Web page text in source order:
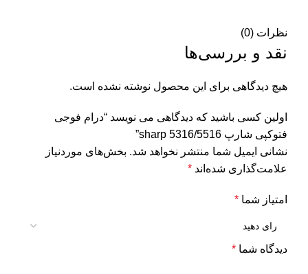
نظرات (0)
نقد و بررسی‌ها
هیچ دیدگاهی برای این محصول نوشته نشده است.
اولین کسی باشید که دیدگاهی می نویسد “درام فوجی
فتوکپی شارپ sharp 5316/5516”
نشانی ایمیل شما منتشر نخواهد شد. بخش‌های موردنیاز
علامت‌گذاری شده‌اند *
امتیاز شما *
دیدگاه شما *